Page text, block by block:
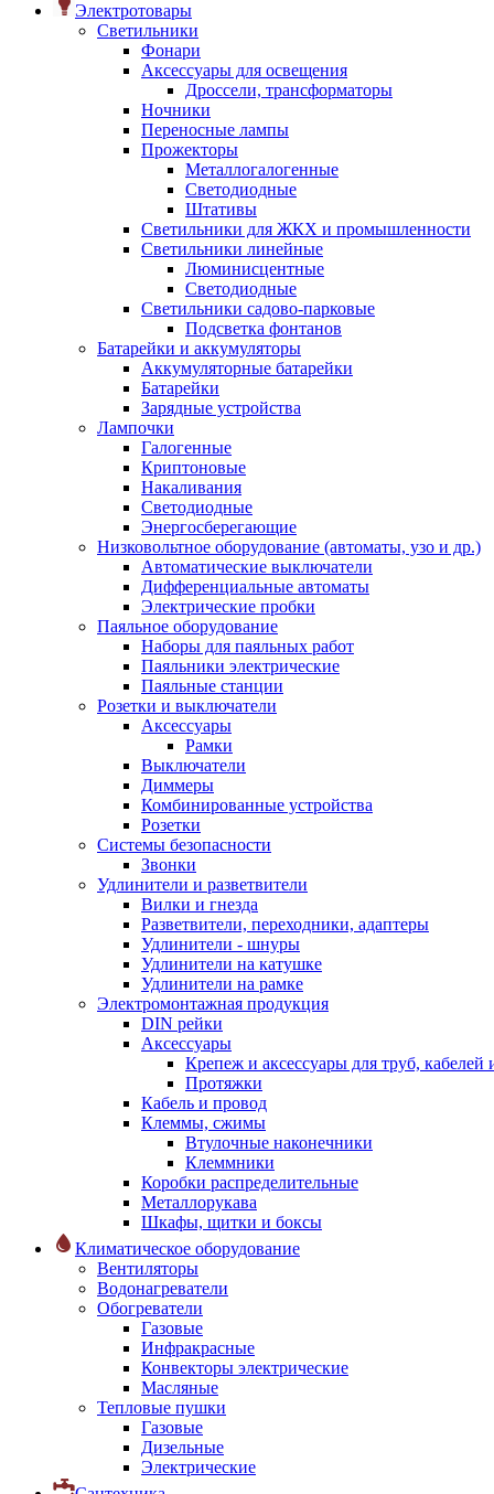
Электротовары
Светильники
Фонари
Аксессуары для освещения
Дроссели, трансформаторы
Ночники
Переносные лампы
Прожекторы
Металлогалогенные
Светодиодные
Штативы
Светильники для ЖКХ и промышленности
Светильники линейные
Люминисцентные
Светодиодные
Светильники садово-парковые
Подсветка фонтанов
Батарейки и аккумуляторы
Аккумуляторные батарейки
Батарейки
Зарядные устройства
Лампочки
Галогенные
Криптоновые
Накаливания
Светодиодные
Энергосберегающие
Низковольтное оборудование (автоматы, узо и др.)
Автоматические выключатели
Дифференциальные автоматы
Электрические пробки
Паяльное оборудование
Наборы для паяльных работ
Паяльники электрические
Паяльные станции
Розетки и выключатели
Аксессуары
Рамки
Выключатели
Диммеры
Комбинированные устройства
Розетки
Системы безопасности
Звонки
Удлинители и разветвители
Вилки и гнезда
Разветвители, переходники, адаптеры
Удлинители - шнуры
Удлинители на катушке
Удлинители на рамке
Электромонтажная продукция
DIN рейки
Аксессуары
Крепеж и аксессуары для труб, кабелей
Протяжки
Кабель и провод
Клеммы, сжимы
Втулочные наконечники
Клеммники
Коробки распределительные
Металлорукава
Шкафы, щитки и боксы
Климатическое оборудование
Вентиляторы
Водонагреватели
Обогреватели
Газовые
Инфракрасные
Конвекторы электрические
Масляные
Тепловые пушки
Газовые
Дизельные
Электрические